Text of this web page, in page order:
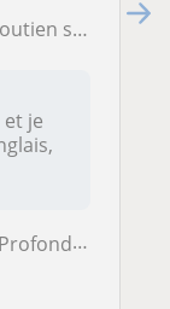
aux devoirs
et je